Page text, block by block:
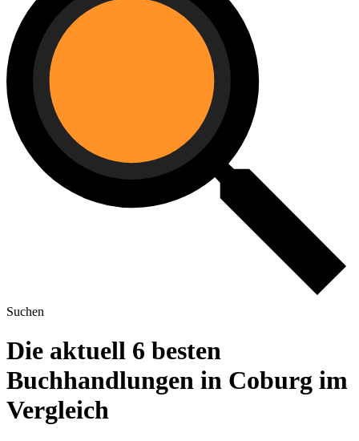
Suchen
Die aktuell 6 besten
Buchhandlungen in Coburg im
Vergleich